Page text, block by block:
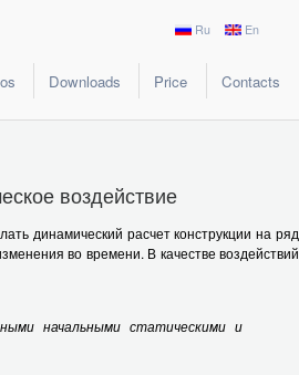
Downloads Price Contacts
Ru En
воздействие
динамический расчет конструкции на ряд
во времени. В качестве воздействий
начальными статическими и